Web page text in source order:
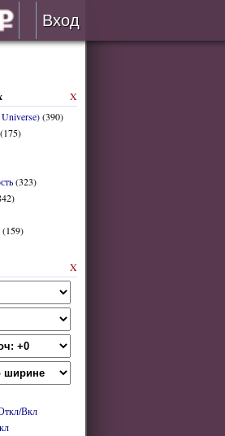
Вход
онтакте
пароль?
X
(390)
(175)
(323)
(159)
X
Вкл